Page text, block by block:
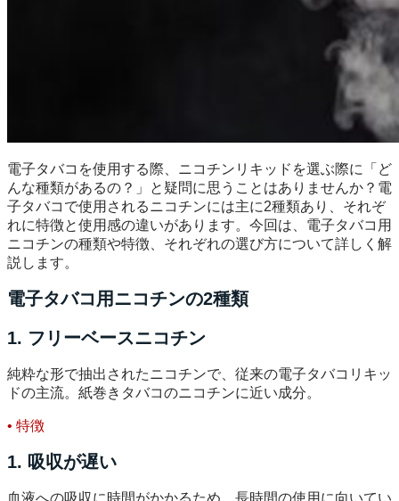
電子タバコを使用する際、ニコチンリキッドを選ぶ際に「ど
んな種類があるの？」と疑問に思うことはありませんか？電
子タバコで使用されるニコチンには主に2種類あり、それぞ
れに特徴と使用感の違いがあります。今回は、電子タバコ用
ニコチンの種類や特徴、それぞれの選び方について詳しく解
説します。
電子タバコ用ニコチンの2種類
1. フリーベースニコチン
純粋な形で抽出されたニコチンで、従来の電子タバコリキッ
ドの主流。紙巻きタバコのニコチンに近い成分。
• 特徴
1. 吸収が遅い
血液への吸収に時間がかかるため、長時間の使用に向いてい